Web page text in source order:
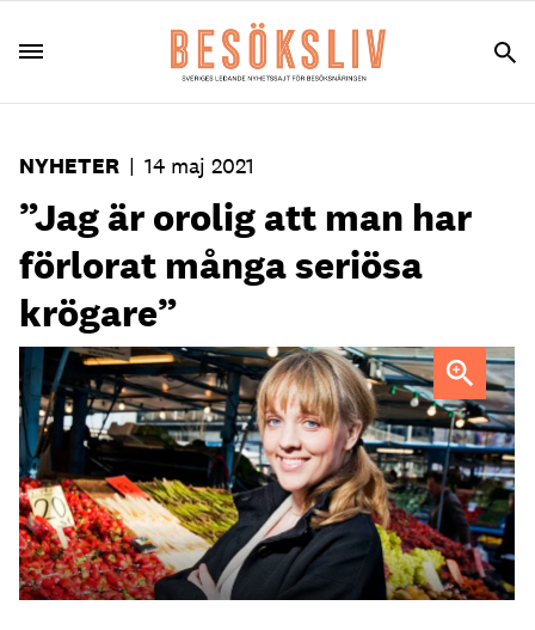
NYHETER | 14 maj 2021
”Jag är orolig att man har
förlorat många seriösa
krögare”
Ekoprofilen och tidigare Landslagskocken Carina Brydling.